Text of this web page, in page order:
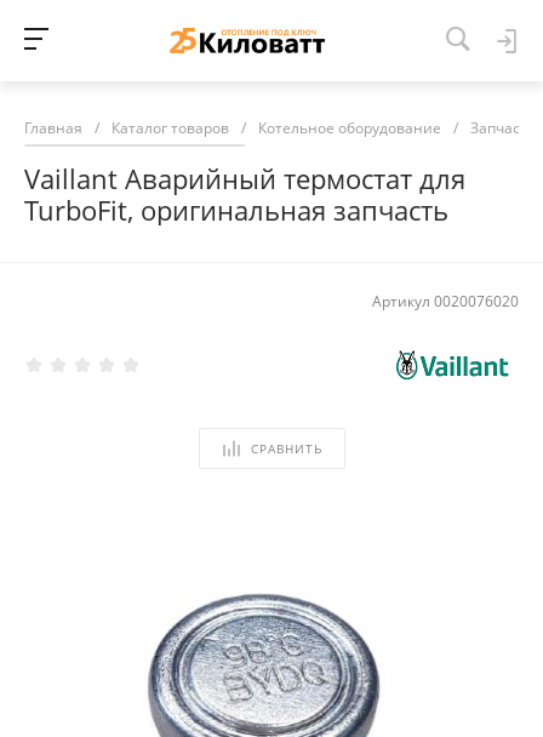
Главная / Каталог товаров / Котельное оборудование / Запчасти
Vaillant Аварийный термостат для
TurboFit, оригинальная запчасть
Артикул 0020076020
СРАВНИТЬ